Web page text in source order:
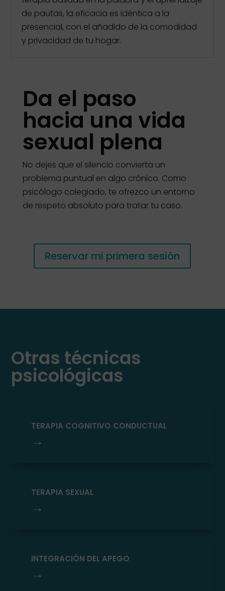
de pautas, la eficacia es idéntica a la
presencial, con el añadido de la comodidad
y privacidad de tu hogar.
Da el paso
hacia una vida
sexual plena
No dejes que el silencio convierta un
problema puntual en algo crónico. Como
psicólogo colegiado, te ofrezco un entorno
de respeto absoluto para tratar tu caso.
Reservar mi primera sesión
Otras técnicas
psicológicas
TERAPIA COGNITIVO CONDUCTUAL
→
TERAPIA SEXUAL
→
INTEGRACIÓN DEL APEGO
→